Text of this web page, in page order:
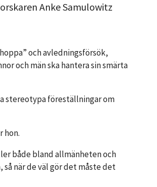
Anke Samulowitz
och avledningsförsök,
och män ska hantera sin smärta
stereotypa föreställningar om
hon.
både bland allmänheten och
när de väl gör det måste det